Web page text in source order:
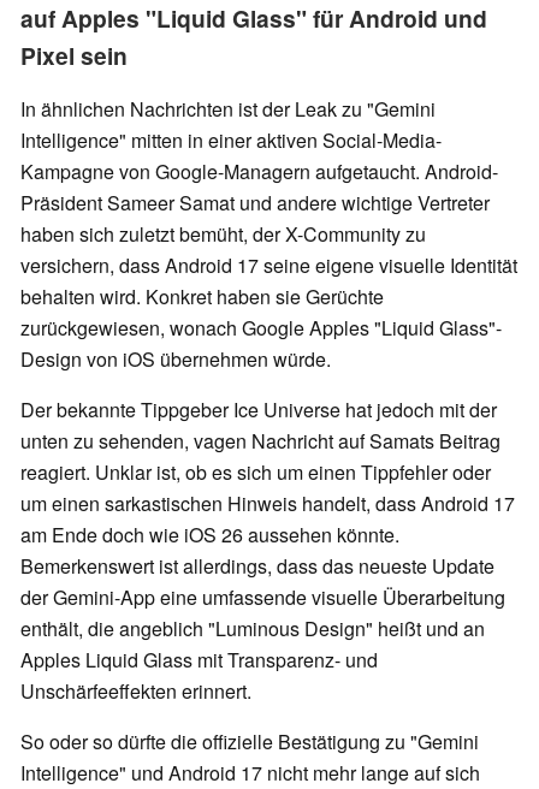
auf Apples "Liquid Glass" für Android und
Pixel sein
In ähnlichen Nachrichten ist der Leak zu "Gemini
Intelligence" mitten in einer aktiven Social-Media-
Kampagne von Google-Managern aufgetaucht. Android-
Präsident Sameer Samat und andere wichtige Vertreter
haben sich zuletzt bemüht, der X-Community zu
versichern, dass Android 17 seine eigene visuelle Identität
behalten wird. Konkret haben sie Gerüchte
zurückgewiesen, wonach Google Apples "Liquid Glass"-
Design von iOS übernehmen würde.
Der bekannte Tippgeber Ice Universe hat jedoch mit der
unten zu sehenden, vagen Nachricht auf Samats Beitrag
reagiert. Unklar ist, ob es sich um einen Tippfehler oder
um einen sarkastischen Hinweis handelt, dass Android 17
am Ende doch wie iOS 26 aussehen könnte.
Bemerkenswert ist allerdings, dass das neueste Update
der Gemini-App eine umfassende visuelle Überarbeitung
enthält, die angeblich "Luminous Design" heißt und an
Apples Liquid Glass mit Transparenz- und
Unschärfeeffekten erinnert.
So oder so dürfte die offizielle Bestätigung zu "Gemini
Intelligence" und Android 17 nicht mehr lange auf sich